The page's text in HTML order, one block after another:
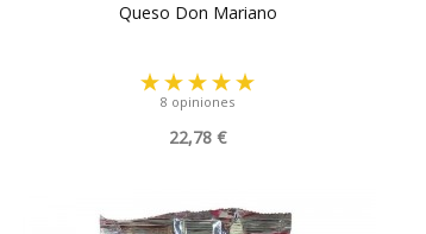
Queso Don Mariano
8 opiniones
22,78 €